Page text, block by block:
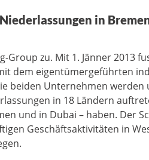
in
zu. Mit 1. Jänner 2013
dem eigentümergeführten
beiden Unternehmen
in 18 Ländern
und in Dubai – haben. Der
Geschäftsaktivitäten in